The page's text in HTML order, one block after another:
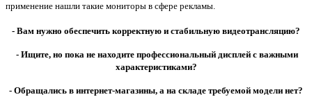
применение нашли такие мониторы в сфере рекламы.
- Вам нужно обеспечить корректную и стабильную видеотрансляцию?
- Ищите, но пока не находите профессиональный дисплей с важными
характеристиками?
- Обращались в интернет-магазины, а на складе требуемой модели нет?